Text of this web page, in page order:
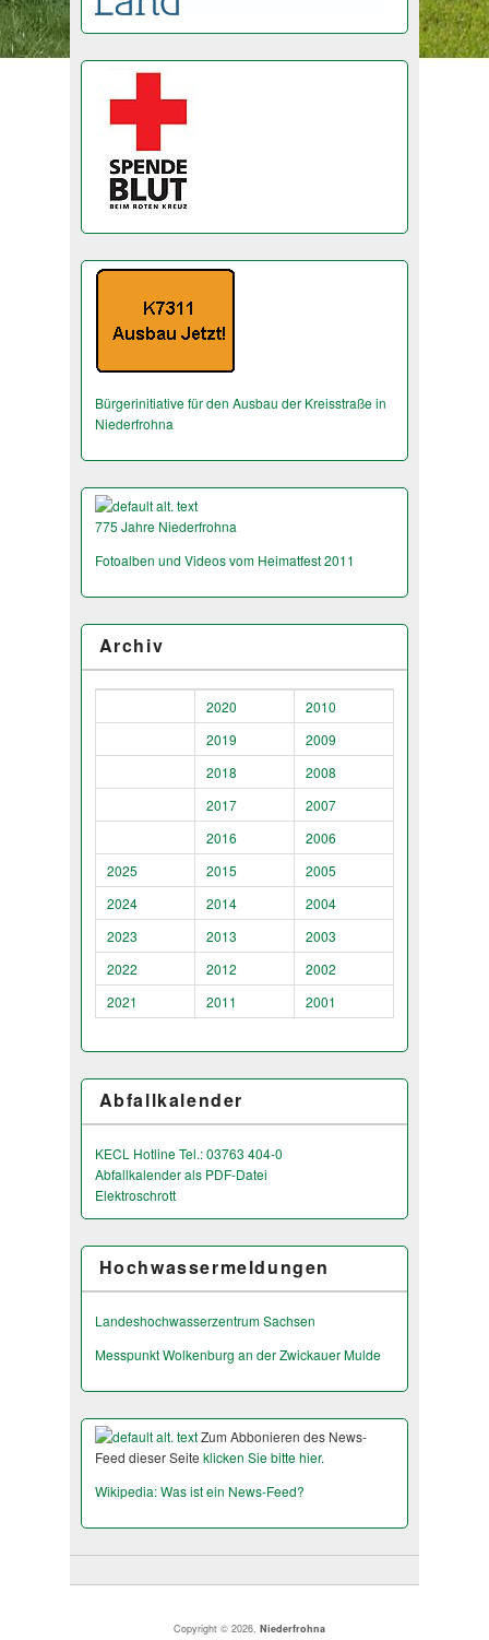
Bürgerinitiative für den Ausbau der Kreisstraße in
Niederfrohna
775 Jahre Niederfrohna
Fotoalben und Videos vom Heimatfest 2011
Archiv
2020
2010
2019
2009
2018
2008
2017
2007
2016
2006
2025
2015
2005
2024
2014
2004
2023
2013
2003
2022
2012
2002
2021
2011 2001
Abfallkalender
KECL Hotline Tel.: 03763 404-0
Abfallkalender als PDF-Datei
Elektroschrott
Hochwassermeldungen
Landeshochwas­serzentrum Sachsen
Messpunkt Wolkenburg an der Zwickauer Mulde
Zum Abbonieren des News-
Feed dieser Seite klicken Sie bitte hier.
Wikipedia: Was ist ein News-Feed?
Copyright © 2026,Niederfrohna